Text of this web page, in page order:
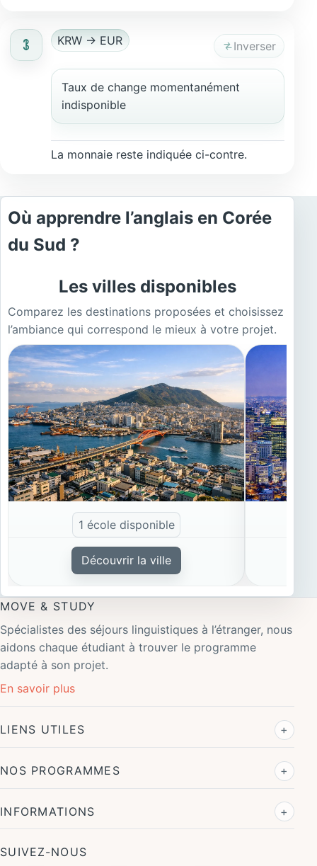
KRW → EUR Inverser
Taux de change momentanément
indisponible
La monnaie reste indiquée ci-contre.
Où apprendre l’anglais en Corée
du Sud ?
Les villes disponibles
Comparez les destinations proposées et choisissez
l’ambiance qui correspond le mieux à votre projet.
1 école disponible
Découvrir la ville
MOVE & STUDY
Spécialistes des séjours linguistiques à l’étranger, nous
aidons chaque étudiant à trouver le programme
adapté à son projet.
En savoir plus
LIENS UTILES
NOS PROGRAMMES
INFORMATIONS
SUIVEZ-NOUS